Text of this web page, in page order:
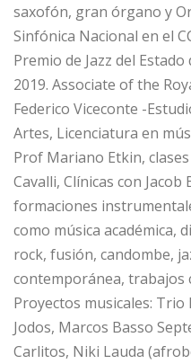
saxofón, gran órgano y
Sinfónica Nacional en el
Premio de Jazz del
2019. Associate of the
Federico Viceconte -
Artes, Licenciatura en
Prof Mariano Etkin,
Cavalli, Clínicas con
formaciones
como música académica,
rock, fusión, candombe,
contemporánea, trabajos
Proyectos musicales:
Jodos, Marcos Basso
Carlitos, Niki Lauda